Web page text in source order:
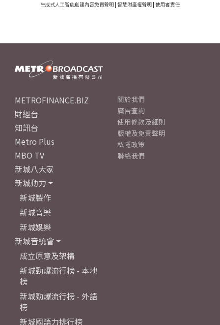
生成式人工智能創建內容免責聲明 | 智慧財產權聲明 | 使用者責任
METROFINANCE.BIZ
財經台
知訊台
Metro Plus
MBO TV
新城八大家
新城動力
新城製作
新城音樂
新城娛樂
新城音統會
成立原意及架構
新城勁爆流行榜 - 本地
榜
新城勁爆流行榜 - 外語
榜
新城國語力排行榜
關於我們
廣告查詢
使用條款及細則
版權及免責聲明
私隱政策
聯絡我們